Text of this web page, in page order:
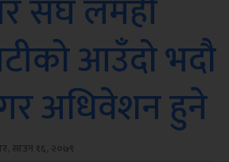
संघ लमही
आउँदो भदौ
अधिवेशन हुने
साउन १६, २०७९